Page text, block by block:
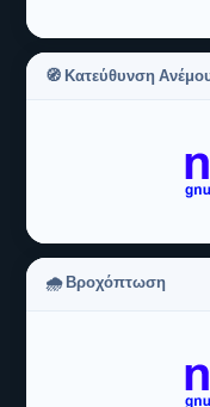
🧭 Κατεύθυνση
🌧 Βροχόπτωση